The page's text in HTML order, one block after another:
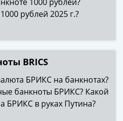
рублей 2025 г.?
BRICS
БРИКС на банкнотах?
банкноты БРИКС? Какой
БРИКС в руках Путина?